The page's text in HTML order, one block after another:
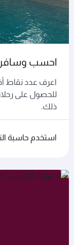
احسب وسافر
اعرف عدد نقاط
للحصول على
ذلك.
استخدم حاسبة